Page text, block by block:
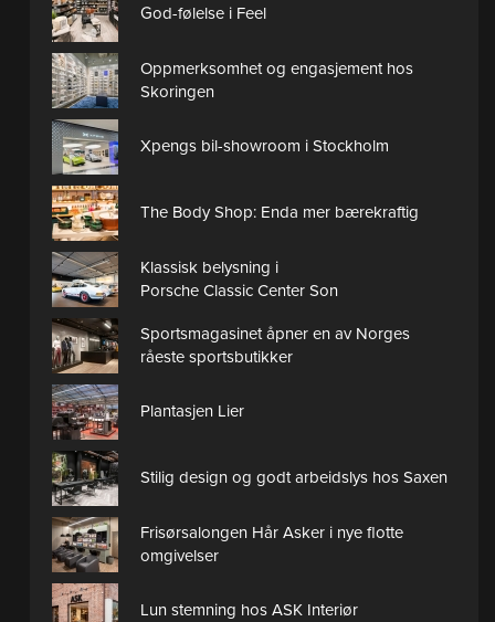
God-følelse i Feel
Oppmerksomhet og engasjement hos
Skoringen
Xpengs bil-showroom i Stockholm
The Body Shop: Enda mer bærekraftig
Klassisk belysning i
Porsche Classic Center Son
Sportsmagasinet åpner en av Norges
råeste sportsbutikker
Plantasjen Lier
Stilig design og godt arbeidslys hos Saxen
Frisørsalongen Hår Asker i nye flotte
omgivelser
Lun stemning hos ASK Interiør